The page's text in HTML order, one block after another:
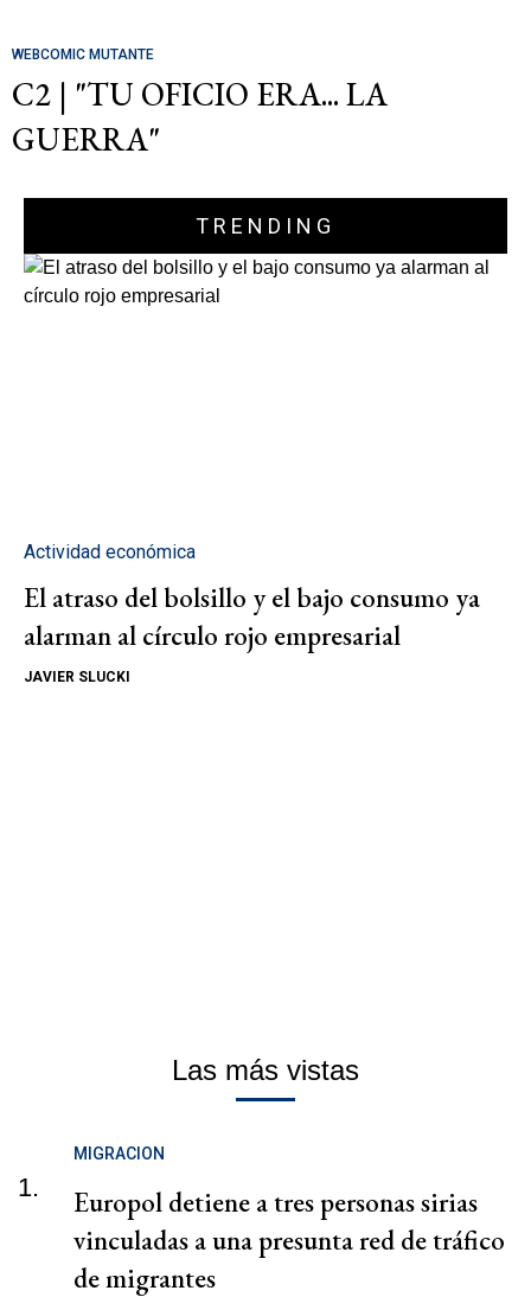
WEBCOMIC MUTANTE
C2 | "TU OFICIO ERA... LA
GUERRA"
TRENDING
Actividad económica
El atraso del bolsillo y el bajo consumo ya
alarman al círculo rojo empresarial
JAVIER SLUCKI
Las más vistas
1.
MIGRACION
Europol detiene a tres personas sirias
vinculadas a una presunta red de tráfico
de migrantes